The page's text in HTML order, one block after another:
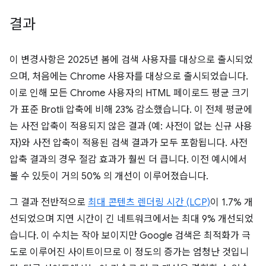
결과
이 변경사항은 2025년 봄에 검색 사용자를 대상으로 출시되었
으며, 처음에는 Chrome 사용자를 대상으로 출시되었습니다.
이로 인해 모든 Chrome 사용자의 HTML 페이로드 평균 크기
가 표준 Brotli 압축에 비해 23% 감소했습니다. 이 전체 평균에
는 사전 압축이 적용되지 않은 결과 (예: 사전이 없는 신규 사용
자)와 사전 압축이 적용된 검색 결과가 모두 포함됩니다. 사전
압축 결과의 경우 절감 효과가 훨씬 더 큽니다. 이전 예시에서
볼 수 있듯이 거의 50% 의 개선이 이루어졌습니다.
그 결과 전반적으로 최대 콘텐츠 렌더링 시간 (LCP)이 1.7% 개
선되었으며 지연 시간이 긴 네트워크에서는 최대 9% 개선되었
습니다. 이 수치는 작아 보이지만 Google 검색은 최적화가 극
도로 이루어진 사이트이므로 이 정도의 증가는 엄청난 것입니